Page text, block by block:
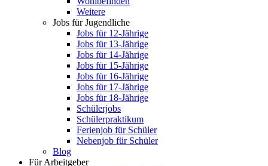
Weitere
Jobs für Jugendliche
Jobs für 12-Jährige
Jobs für 13-Jährige
Jobs für 14-Jährige
Jobs für 15-Jährige
Jobs für 16-Jährige
Jobs für 17-Jährige
Jobs für 18-Jährige
Schülerjobs
Schülerpraktikum
Ferienjob für Schüler
Nebenjob für Schüler
Blog
Für Arbeitgeber